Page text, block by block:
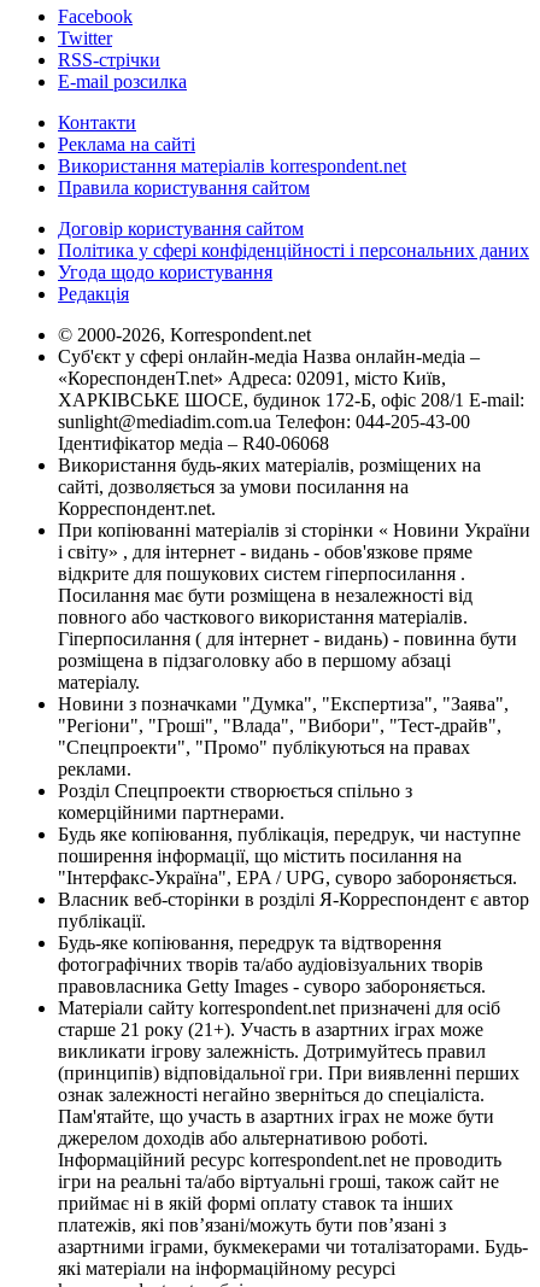
Facebook
Twitter
RSS-стрічки
E-mail розсилка
Контакти
Реклама на сайті
Використання матеріалів korrespondent.net
Правила користування сайтом
Договір користування сайтом
Політика у сфері конфіденційності і персональних даних
Угода щодо користування
Редакція
© 2000-2026, Korrespondent.net
Суб'єкт у сфері онлайн-медіа Назва онлайн-медіа –
«КореспонденТ.net» Адреса: 02091, місто Київ,
ХАРКІВСЬКЕ ШОСЕ, будинок 172-Б, офіс 208/1 E-mail:
sunlight@mediadim.com.ua Телефон: 044-205-43-00
Ідентифікатор медіа – R40-06068
Використання будь-яких матеріалів, розміщених на
сайті, дозволяється за умови посилання на
Корреспондент.net.
При копіюванні матеріалів зі сторінки « Новини України
і світу» , для інтернет - видань - обов'язкове пряме
відкрите для пошукових систем гіперпосилання .
Посилання має бути розміщена в незалежності від
повного або часткового використання матеріалів.
Гіперпосилання ( для інтернет - видань) - повинна бути
розміщена в підзаголовку або в першому абзаці
матеріалу.
Новини з позначками "Думка", "Експертиза", "Заява",
"Регіони", "Гроші", "Влада", "Вибори", "Тест-драйв",
"Спецпроекти", "Промо" публікуються на правах
реклами.
Розділ Спецпроекти створюється спільно з
комерційними партнерами.
Будь яке копіювання, публікація, передрук, чи наступне
поширення інформації, що містить посилання на
"Інтерфакс-Україна", EPA / UPG, суворо забороняється.
Власник веб-сторінки в розділі Я-Корреспондент є автор
публікації.
Будь-яке копіювання, передрук та відтворення
фотографічних творів та/або аудіовізуальних творів
правовласника Getty Images - суворо забороняється.
Матеріали сайту korrespondent.net призначені для осіб
старше 21 року (21+). Участь в азартних іграх може
викликати ігрову залежність. Дотримуйтесь правил
(принципів) відповідальної гри. При виявленні перших
ознак залежності негайно зверніться до спеціаліста.
Пам'ятайте, що участь в азартних іграх не може бути
джерелом доходів або альтернативою роботі.
Інформаційний ресурс korrespondent.net не проводить
ігри на реальні та/або віртуальні гроші, також сайт не
приймає ні в якій формі оплату ставок та інших
платежів, які пов’язані/можуть бути пов’язані з
азартними іграми, букмекерами чи тоталізаторами. Будь-
які матеріали на інформаційному ресурсі